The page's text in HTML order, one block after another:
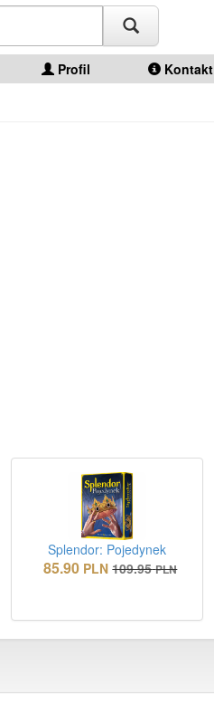
Profil Kontakt
Splendor: Pojedynek
85.90 PLN 109.95 PLN